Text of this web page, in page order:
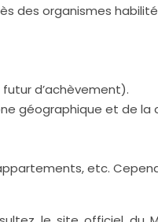
des organismes
d’achèvement).
géographique et de
etc.